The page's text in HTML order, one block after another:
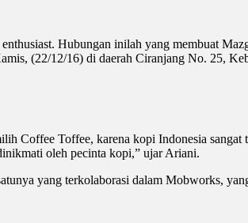
Hubungan inilah yang membuat
(22/12/16) di daerah Ciranjang No. 25,
Coffee Toffee, karena kopi Indonesia
oleh pecinta kopi,” ujar Ariani.
yang terkolaborasi dalam Mobworks,